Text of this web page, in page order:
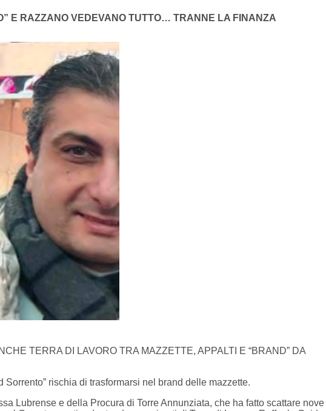
E RAZZANO VEDEVANO TUTTO… TRANNE LA FINANZA
TERRA DI LAVORO TRA MAZZETTE, APPALTI E “BRAND” DA
rischia di trasformarsi nel brand delle mazzette.
Lubrense e della Procura di Torre Annunziata, che ha fatto scattare nove